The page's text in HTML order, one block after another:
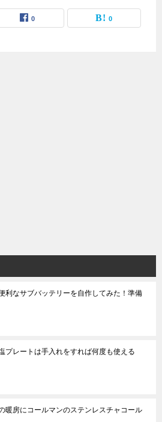
0 0
利なサブバッテリーを自作してみた！準備
プレートは手入れをすれば何度も使える
暖房にコールマンのステンレスチャコール